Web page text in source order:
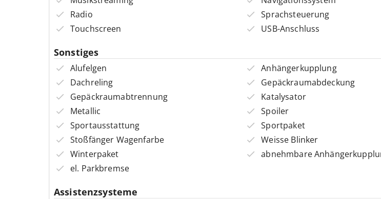
Radio
Sprachsteuerung
Touchscreen
USB-Anschluss
Sonstiges
Alufelgen
Anhängerkupplung
Dachreling
Gepäckraumabdeckung
Gepäckraumabtrennung
Katalysator
Metallic
Spoiler
Sportausstattung
Sportpaket
Stoßfänger Wagenfarbe
Weisse Blinker
Winterpaket
abnehmbare
el. Parkbremse
Assistenzsysteme